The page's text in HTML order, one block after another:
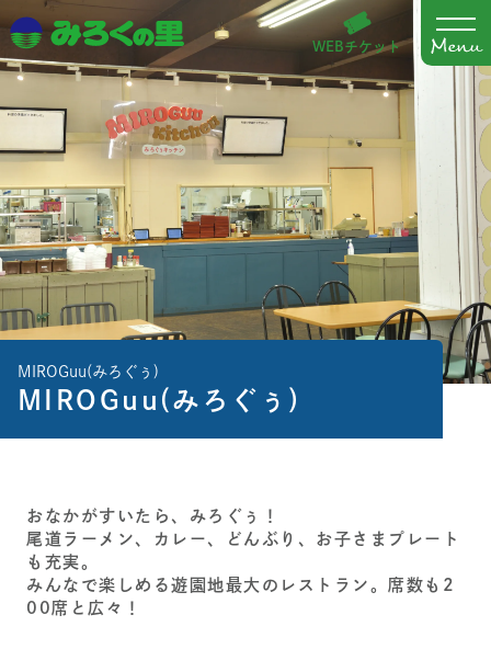
WEBチケット
MIROGuu(みろぐぅ)
MIROGuu(みろぐぅ)
おなかがすいたら、みろぐぅ！
尾道ラーメン、カレー、どんぶり、お子さまプレート
も充実。
みんなで楽しめる遊園地最大のレストラン。席数も2
00席と広々！